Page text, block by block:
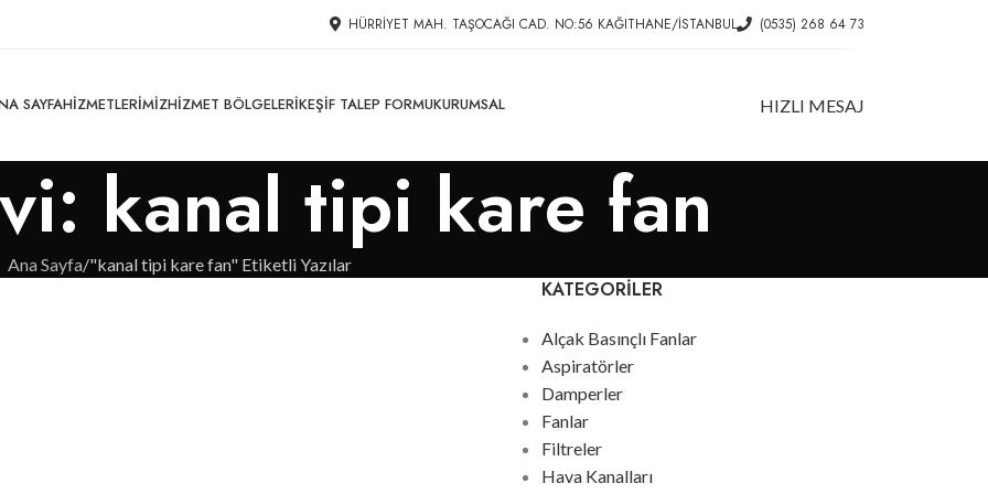
HÜRRIYET MAH. TAŞOCAĞI CAD. NO:56 KAĞITHANE/İSTANBUL (0535) 268 64 73
SAYFAHIZMETLERIMIZHIZMET BÖLGELERIKEŞIF TALEP FORMUKURUMSAL HIZLI MESAJ
kanal tipi kare fan
Ana Sayfa "kanal tipi kare fan" Etiketli Yazılar
KATEGORILER
Alçak Basınçlı Fanlar
Aspiratörler
Damperler
Fanlar
Filtreler
Hava Kanalları